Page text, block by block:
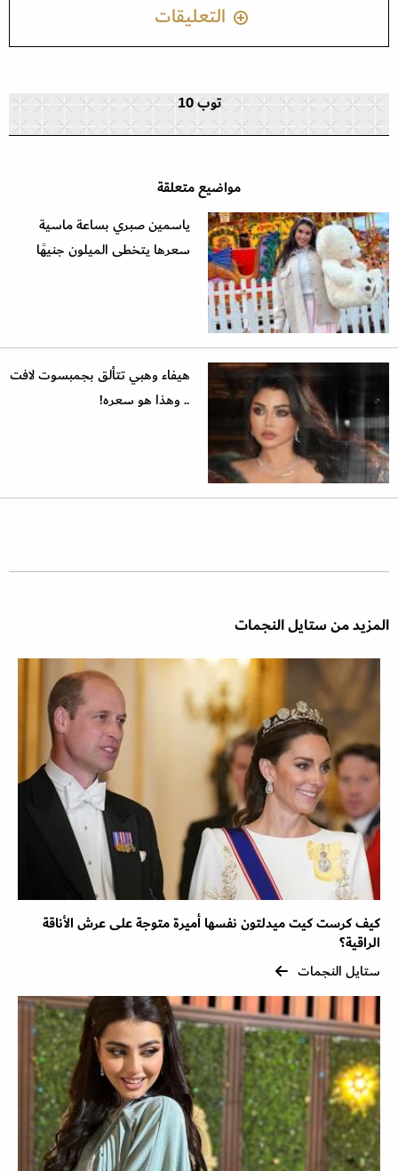
التعليقات
توب 10
مواضيع متعلقة
ياسمين صبري بساعة ماسية
سعرها يتخطى الميلون جنيهًا
هيفاء وهبي تتألق بجمبسوت لافت
.. وهذا هو سعره!
المزيد من ستايل النجمات
كيف كرست كيت ميدلتون نفسها أميرة متوجة على عرش الأناقة
الراقية؟
ستايل النجمات